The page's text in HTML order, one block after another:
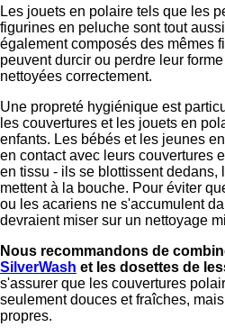
Les jouets en polaire tels que les
figurines en peluche sont tout
également composés des mêmes
peuvent durcir ou perdre leur
nettoyées correctement.
Une propreté hygiénique est
les couvertures et les jouets en
enfants. Les bébés et les jeunes
en contact avec leurs couvertures
en tissu - ils se blottissent dedans,
mettent à la bouche. Pour éviter
ou les acariens ne s'accumulent
devraient miser sur un nettoyage
Nous recommandons de
SilverWash et les dosettes de
s'assurer que les couvertures
seulement douces et fraîches,
propres.